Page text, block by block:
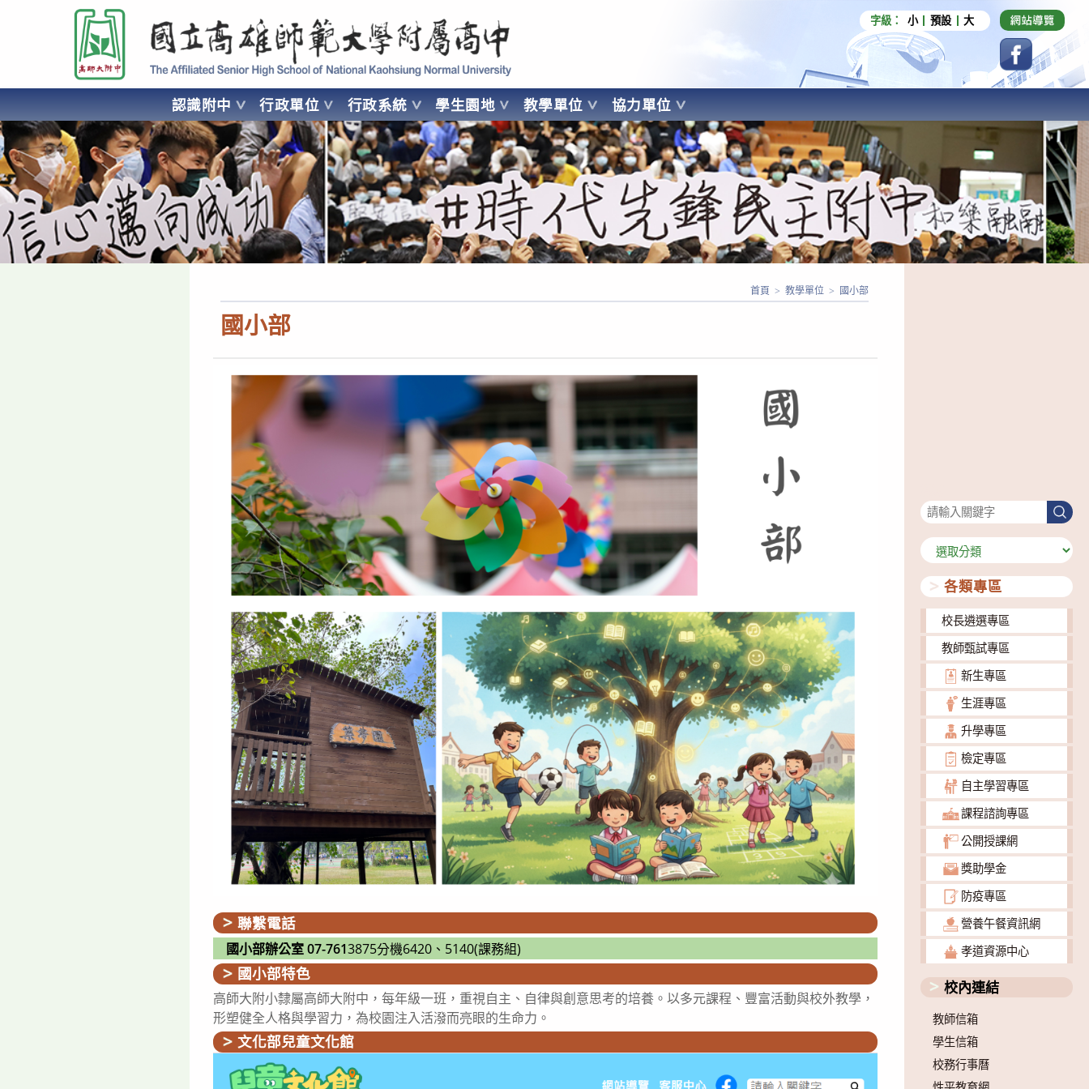
要
容
國立高雄師範大學附屬高級中學 Affiliated Senior High School of National Kaohsiung Normal University
字級： 小 預設 大
認識附中 行政單位 行政系統 學生園地 教學單位 協力單位
AFFILIATED SENIOR HIGH SCHOOL OF NATIONAL KAOHSIUNG NORMAL UNIVERSITY
國小部
首頁 > 教學單位 > 國小部
聯繫電話
國小部辦公室 07-7613875分機6420、5140(課務組)
國小部特色
高師大附小隸屬高師大附中，每年級一班，重視自主、自律與創意思考的培養。以多元課程、豐富活動與校外教學，
形塑健全人格與學習力，為校園注入活潑而亮眼的生命力。
文化部兒童文化館
搜
尋
分
類
各類專區
校長遴選專區
教師甄試專區
新生專區
生涯專區
升學專區
檢定專區
自主學習專區
課程諮詢專區
公開授課網
獎助學金
防疫專區
營養午餐資訊網
孝道資源中心
校內連結
教師信箱
學生信箱
校務行事曆